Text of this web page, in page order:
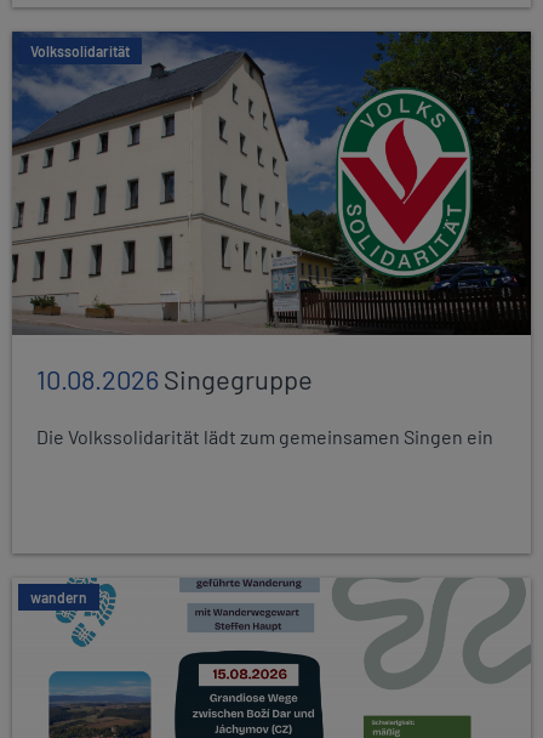
Volkssolidarität
10.08.2026Singegruppe
Die Volkssolidarität lädt zum gemeinsamen Singen ein
wandern